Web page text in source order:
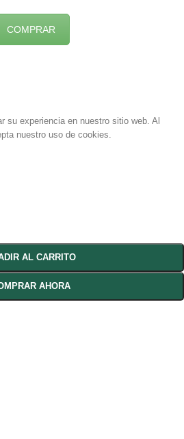
COMPRAR
su experiencia en nuestro sitio web. Al
nuestro uso de cookies.
AL CARRITO
AHORA